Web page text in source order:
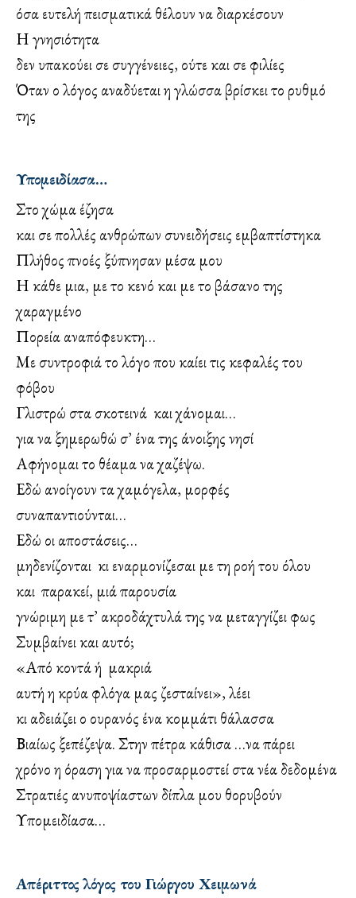
όσα ευτελή πεισματικά θέλουν να διαρκέσουν
Η γνησιότητα
δεν υπακούει σε συγγένειες, ούτε και σε φιλίες
Όταν ο λόγος αναδύεται η γλώσσα βρίσκει το ρυθμό
της
Υπομειδίασα…
Στο χώμα έζησα
και σε πολλές ανθρώπων συνειδήσεις εμβαπτίστηκα
Πλήθος πνοές ξύπνησαν μέσα μου
Η κάθε μια, με το κενό και με το βάσανο της
χαραγμένο
Πορεία αναπόφευκτη…
Με συντροφιά το λόγο που καίει τις κεφαλές του
φόβου
Γλιστρώ στα σκοτεινά και χάνομαι…
για να ξημερωθώ σ’ ένα της άνοιξης νησί
Αφήνομαι το θέαμα να χαζέψω.
Εδώ ανοίγουν τα χαμόγελα, μορφές
συναπαντιούνται…
Εδώ οι αποστάσεις…
μηδενίζονται κι εναρμονίζεσαι με τη ροή του όλου
και παρακεί, μιά παρουσία
γνώριμη με τ’ ακροδάχτυλά της να μεταγγίζει φως
Συμβαίνει και αυτό;
«Από κοντά ή μακριά
αυτή η κρύα φλόγα μας ζεσταίνει», λέει
κι αδειάζει ο ουρανός ένα κομμάτι θάλασσα
Βιαίως ξεπέζεψα. Στην πέτρα κάθισα …να πάρει
χρόνο η όραση για να προσαρμοστεί στα νέα δεδομένα
Στρατιές ανυποψίαστων δίπλα μου θορυβούν
Υπομειδίασα…
Απέριττος λόγος του Γιώργου Χειμωνά